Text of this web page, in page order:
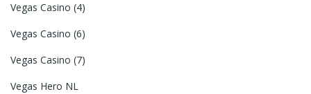
Vegas Casino (4)
Vegas Casino (6)
Vegas Casino (7)
Vegas Hero NL